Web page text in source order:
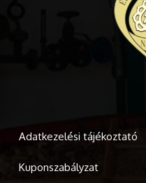
Adatkezelési tájékoztató
Kuponszabályzat